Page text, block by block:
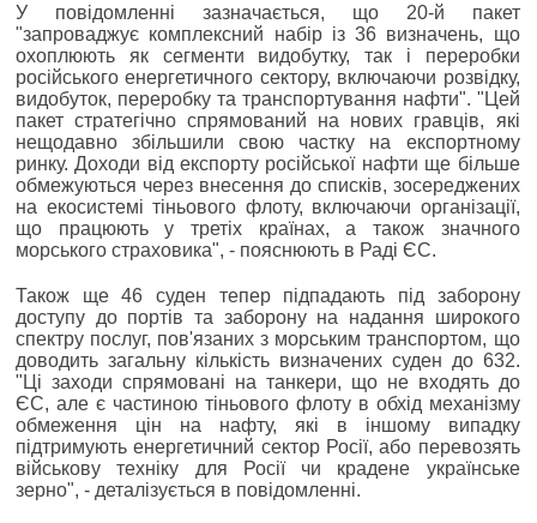
У повідомленні зазначається, що 20-й пакет
"запроваджує комплексний набір із 36 визначень, що
охоплюють як сегменти видобутку, так і переробки
російського енергетичного сектору, включаючи розвідку,
видобуток, переробку та транспортування нафти". "Цей
пакет стратегічно спрямований на нових гравців, які
нещодавно збільшили свою частку на експортному
ринку. Доходи від експорту російської нафти ще більше
обмежуються через внесення до списків, зосереджених
на екосистемі тіньового флоту, включаючи організації,
що працюють у третіх країнах, а також значного
морського страховика", - пояснюють в Раді ЄС.
Також ще 46 суден тепер підпадають під заборону
доступу до портів та заборону на надання широкого
спектру послуг, пов'язаних з морським транспортом, що
доводить загальну кількість визначених суден до 632.
"Ці заходи спрямовані на танкери, що не входять до
ЄС, але є частиною тіньового флоту в обхід механізму
обмеження цін на нафту, які в іншому випадку
підтримують енергетичний сектор Росії, або перевозять
військову техніку для Росії чи крадене українське
зерно", - деталізується в повідомленні.